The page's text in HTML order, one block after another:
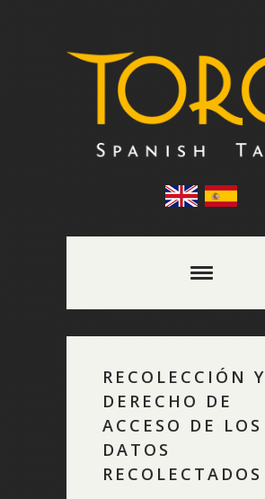
RECOLECCIÓN Y
DERECHO DE
ACCESO DE LOS
DATOS
RECOLECTADOS